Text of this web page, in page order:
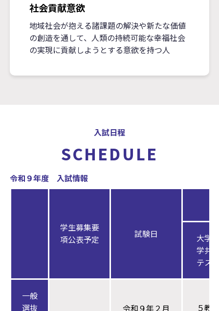
社会貢献意欲
地域社会が抱える諸課題の解決や新たな価値
の創造を通して、人類の持続可能な幸福社会
の実現に貢献しようとする意欲を持つ人
入試日程
SCHEDULE
令和９年度 入試情報
学生募集要
項公表予定
試験日
大学
学共
テス
一般
選抜
令和９年２月 ５教